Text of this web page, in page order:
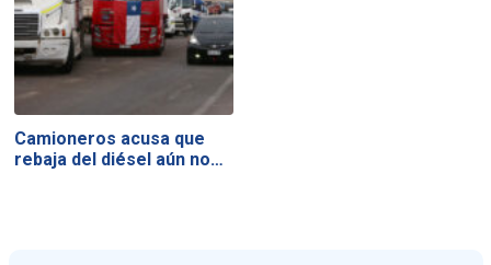
Camioneros acusa que
rebaja del diésel aún no…